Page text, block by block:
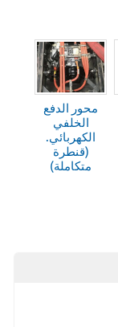
محور الدفع
الخلفي
الكهربائي.
(قنطرة
متكاملة)